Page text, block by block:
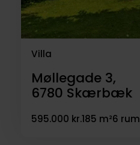
Villa
Møllegade 3,
6780 Skærbæk
595.000 kr.185 m²6 rum